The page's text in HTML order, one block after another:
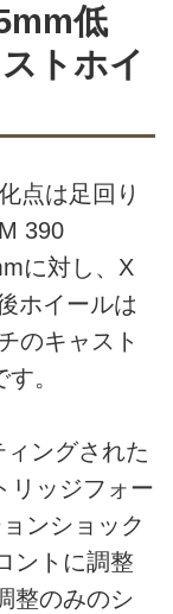
低
トホイ
点は足回り
390
に対し、X
ホイールは
のキャスト
。
ングされた
リッジフォー
ンショック
ントに調整
整のみのシ